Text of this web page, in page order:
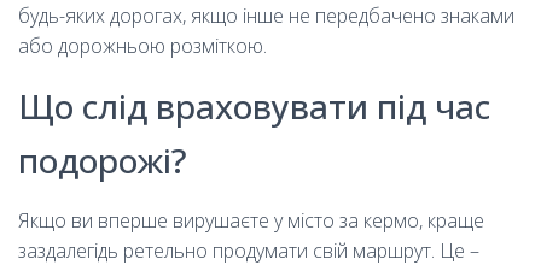
будь-яких дорогах, якщо інше не передбачено знаками
або дорожньою розміткою.
Що слід враховувати під час
подорожі?
Якщо ви вперше вирушаєте у місто за кермо, краще
заздалегідь ретельно продумати свій маршрут. Це –